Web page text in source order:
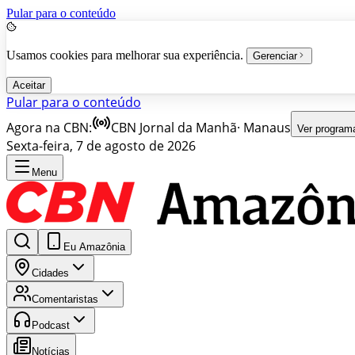
Pular para o conteúdo
Usamos cookies para melhorar sua experiência. Gerenciar
Aceitar
Pular para o conteúdo
Agora na CBN:
CBN Jornal da Manhã· Manaus Ver
Sexta-feira, 7 de agosto de 2026
Menu
Eu Amazônia
Cidades
Comentaristas
Podcast
Notícias